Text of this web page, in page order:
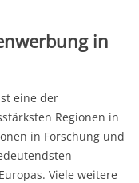
in
eine der
Regionen in
in Forschung und
Viele weitere